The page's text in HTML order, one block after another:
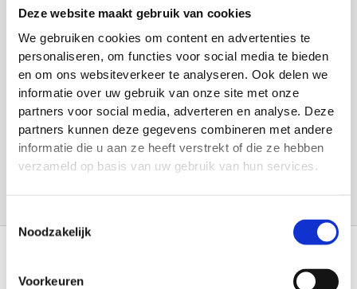
Deze website maakt gebruik van cookies
We gebruiken cookies om content en advertenties te
personaliseren, om functies voor social media te bieden
en om ons websiteverkeer te analyseren. Ook delen we
informatie over uw gebruik van onze site met onze
partners voor social media, adverteren en analyse. Deze
partners kunnen deze gegevens combineren met andere
informatie die u aan ze heeft verstrekt of die ze hebben
verzameld op basis van uw gebruik van hun services.
Noodzakelijk
Voorkeuren
k
e
n
Cadeau Ideeën
Looptraining
Sport en Spel
Sporten
Trainingsmateriaal